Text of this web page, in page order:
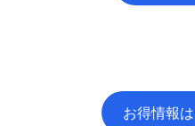
お得情報